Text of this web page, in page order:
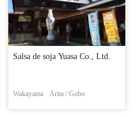
Salsa de soja Yuasa Co., Ltd.
Wakayama Arita / Gobo